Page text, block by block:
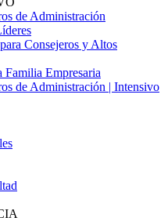
de Administración
Consejeros y Altos
Familia Empresaria
de Administración | Intensivo